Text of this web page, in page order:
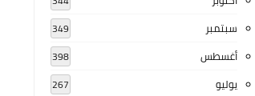
سبتمبر 349
أغسطس 398
يوليو 267